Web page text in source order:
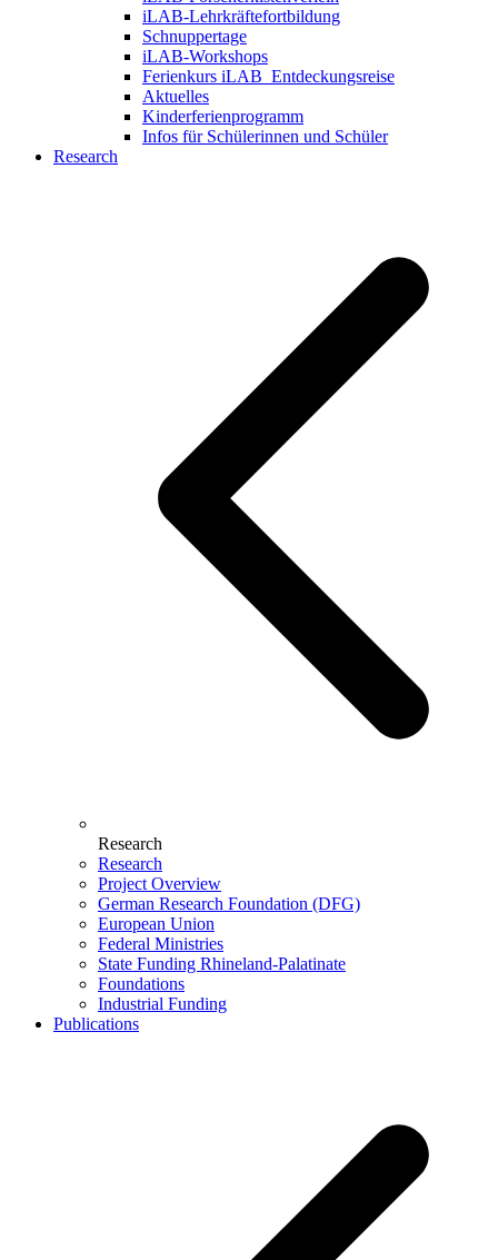
iLAB-Lehrkräftefortbildung
Schnuppertage
iLAB-Workshops
Ferienkurs iLAB_Entdeckungsreise
Aktuelles
Kinderferienprogramm
Infos für Schülerinnen und Schüler
Research
Research
Research
Project Overview
German Research Foundation (DFG)
European Union
Federal Ministries
State Funding Rhineland-Palatinate
Foundations
Industrial Funding
Publications